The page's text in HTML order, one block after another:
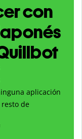
con
aplicación
de